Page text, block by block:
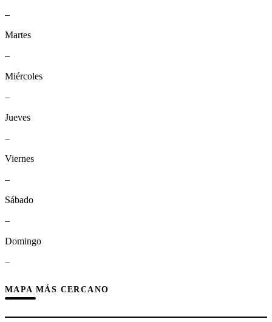
–
Martes
–
Miércoles
–
Jueves
–
Viernes
–
Sábado
–
Domingo
–
MAPA MÁS CERCANO